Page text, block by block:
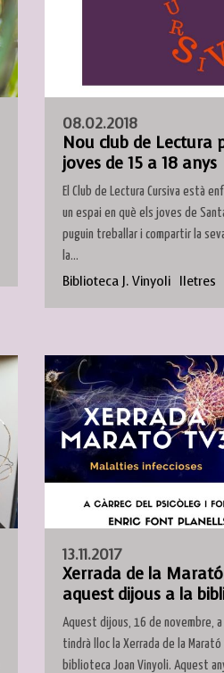
08.02.2018
Nou club de Lectura
joves de 15 a 18 anys
El Club de Lectura Cursiva està
un espai en què els joves de
puguin treballar i compartir la
la...
Biblioteca J. Vinyoli lletres
13.11.2017
Xerrada de la
aquest dijous a la
Aquest dijous, 16 de novembre, a
tindrà lloc la Xerrada de la Marató
biblioteca Joan Vinyoli. Aquest